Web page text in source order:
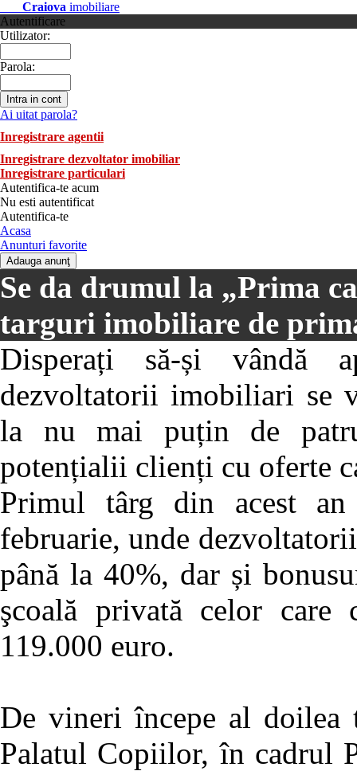
Craiova imobiliare
Autentificare
Utilizator:
Parola:
Ai uitat parola?
Inregistrare agentii
Inregistrare dezvoltator imobiliar
Inregistrare particulari
Autentifica-te acum
Nu esti autentificat
Autentifica-te
Acasa
Anunturi favorite
Se da drumul la „Prima
targuri imobiliare de
Disperați să-și vândă
dezvoltatorii imobiliari se
la nu mai puțin de
potențialii clienți cu oferte
Primul târg din acest
februarie, unde
până la 40%, dar și
şcoală privată celor
119.000 euro.
De vineri începe al doilea
Palatul Copiilor, în cadrul